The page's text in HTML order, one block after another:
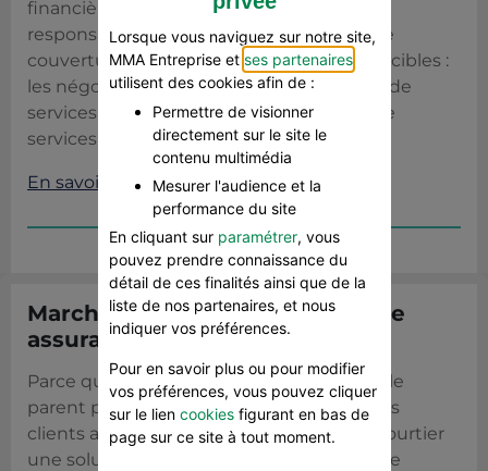
Lorsque vous naviguez sur notre site,
MMA Entreprise et ses partenaires
utilisent des cookies afin de :
Permettre de visionner
directement sur le site le
contenu multimédia
Mesurer l'audience et la
performance du site
En cliquant sur paramétrer, vous
pouvez prendre connaissance du
détail de ces finalités ainsi que de la
liste de nos partenaires, et nous
indiquer vos préférences.
Pour en savoir plus ou pour modifier
vos préférences, vous pouvez cliquer
sur le lien cookies figurant en bas de
page sur ce site à tout moment.
financières d’une mise en cause de leur
responsabilité, nous avons développé une
couverture complète déclinée selon trois cibles :
les négociants/fabricants, les prestataires de
services intellectuels et les prestataires de
services mixtes.
En savoir plus
Marchandises transportées : une
assurance sans faille
Parce que la prévention est trop souvent le
parent pauvre de l’assurance transport, vos
clients attendent légitimement de leur courtier
une solution d’assurance et une assistance